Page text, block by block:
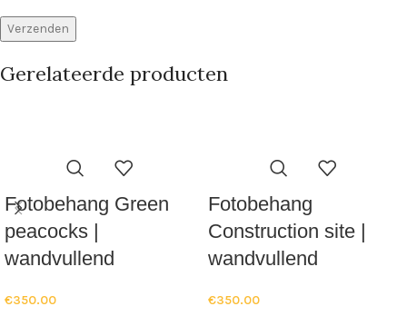
Gerelateerde producten
Fotobehang Green
peacocks |
wandvullend
€350.00
Fotobehang
Construction site |
wandvullend
€350.00